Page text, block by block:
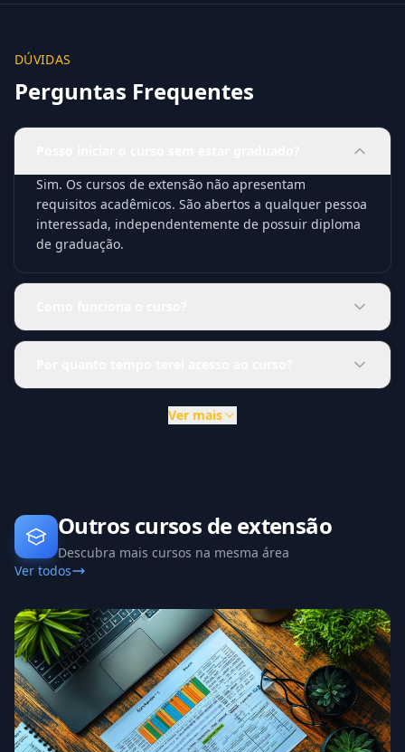
DÚVIDAS
Perguntas Frequentes
Sim. Os cursos de extensão não apresentam
requisitos acadêmicos. São abertos a qualquer pessoa
interessada, independentemente de possuir diploma
de graduação.
Ver mais
Outros cursos de extensão
Descubra mais cursos na mesma área
Ver todos